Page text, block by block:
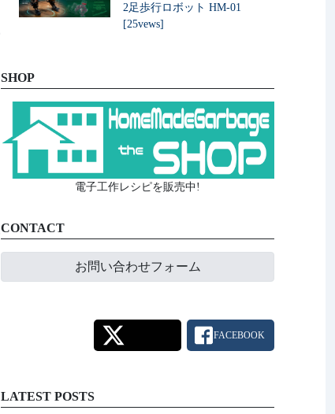
2足歩行ロボット HM-01
[25vews]
SHOP
電子工作レシピを販売中!
CONTACT
お問い合わせフォーム
FACEBOOK
LATEST POSTS